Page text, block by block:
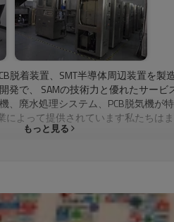
着装置、SMT半導体周辺装置を
で、 SAMの技術力と優れたサー
廃水処理システム、PCB脱気機
によって提供されています私たち
もっと見る